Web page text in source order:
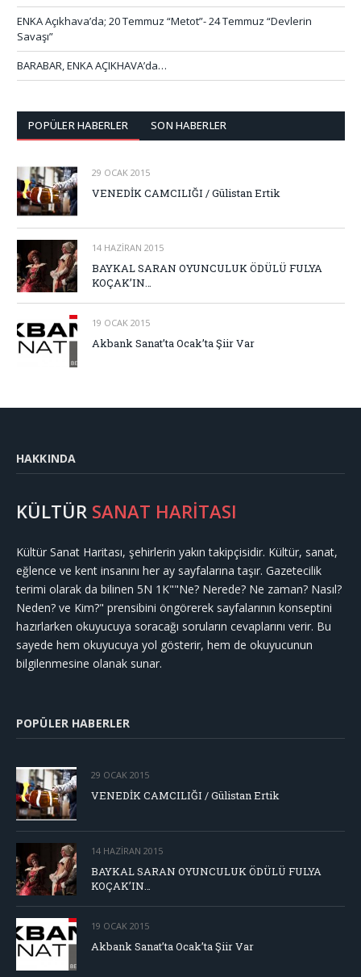
ENKA Açıkhava’da; 20 Temmuz “Metot”- 24 Temmuz “Devlerin
Savaşı”
BARABAR, ENKA AÇIKHAVA’da…
POPÜLER HABERLER SON HABERLER
29 OCAK 2015
VENEDİK CAMCILIĞI / Gülistan Ertik
14 HAZIRAN 2015
BAYKAL SARAN OYUNCULUK ÖDÜLÜ FULYA
KOÇAK’IN…
19 OCAK 2015
Akbank Sanat’ta Ocak’ta Şiir Var
HAKKINDA
KÜLTÜR SANAT HARİTASI
Kültür Sanat Haritası, şehirlerin yakın takipçisidir. Kültür, sanat,
eğlence ve kent insanını her ay sayfalarına taşır. Gazetecilik
terimi olarak da bilinen 5N 1K""Ne? Nerede? Ne zaman? Nasıl?
Neden? ve Kim?" prensibini öngörerek sayfalarının konseptini
hazırlarken okuyucuya soracağı soruların cevaplarını verir. Bu
sayede hem okuyucuya yol gösterir, hem de okuyucunun
bilgilenmesine olanak sunar.
POPÜLER HABERLER
29 OCAK 2015
VENEDİK CAMCILIĞI / Gülistan Ertik
14 HAZIRAN 2015
BAYKAL SARAN OYUNCULUK ÖDÜLÜ FULYA
KOÇAK’IN…
19 OCAK 2015
Akbank Sanat’ta Ocak’ta Şiir Var